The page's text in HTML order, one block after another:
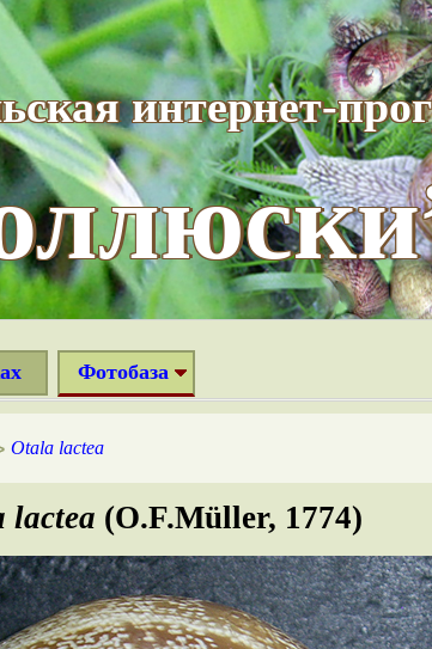
интернет-
Фотобаза
Otala lactea
lactea (O.F.Müller, 1774)